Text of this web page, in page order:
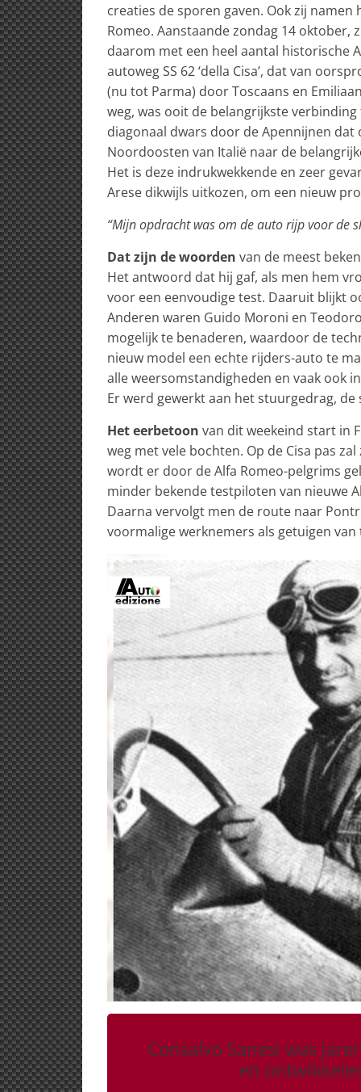
creaties de sporen gaven. Ook zij
Romeo. Aanstaande zondag 14 oktober,
daarom met een heel aantal historische
autoweg SS 62 ‘della Cisa’, dat van
(nu tot Parma) door Toscaans en
weg, was ooit de belangrijkste
diagonaal dwars door de Apennijnen
Noordoosten van Italië naar de
Het is deze indrukwekkende en zeer
Arese dikwijls uitkozen, om een nieuw
“Mijn opdracht was om de auto rijp voor de
Dat zijn de woorden van de meest
Het antwoord dat hij gaf, als men hem
voor een eenvoudige test. Daaruit blijkt
Anderen waren Guido Moroni en
mogelijk te benaderen, waardoor de
nieuw model een echte rijders-auto te
alle weersomstandigheden en vaak ook
Er werd gewerkt aan het stuurgedrag,
Het eerbetoon van dit weekeind start in
weg met vele bochten. Op de Cisa pas
wordt er door de Alfa Romeo-pelgrims
minder bekende testpiloten van nieuwe
Daarna vervolgt men de route naar
voormalige werknemers als getuigen
Consalvo Sanesi was
en